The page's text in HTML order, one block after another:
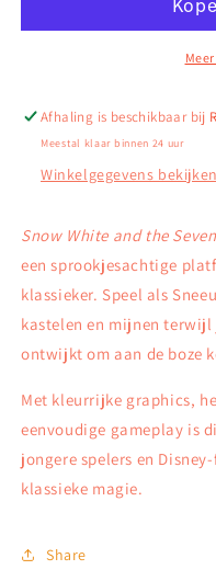
Seven
Boy
Color
the
Seven
Dwarfs
Boy
Color
Afhaling is beschikbaar bij
Meestal klaar binnen 24 uur
Winkelgegevens bekijken
Snow White and the
een sprookjesachtige
klassieker. Speel als
kastelen en mijnen terwijl
ontwijkt om aan de boze
Met kleurrijke graphics,
eenvoudige gameplay is
jongere spelers en
klassieke magie.
Share